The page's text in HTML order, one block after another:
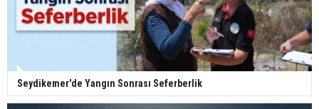
Seydikemer'de Yangın Sonrası Seferberlik